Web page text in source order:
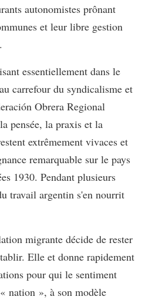
autonomistes prônant
et leur libre gestion
.
essentiellement dans le
carrefour du syndicalisme et
Obrera Regional
pensée, la praxis et la
extrêmement vivaces et
remarquable sur le pays
1930. Pendant plusieurs
travail argentin s'en nourrit
migrante décide de rester
Elle et donne rapidement
pour qui le sentiment
nation », à son modèle